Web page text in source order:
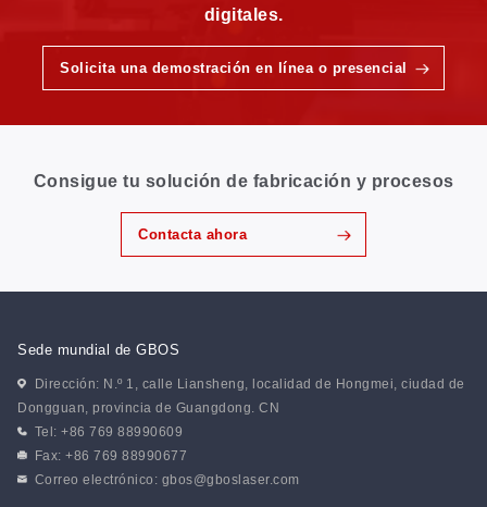
digitales.
Solicita una demostración en línea o presencial
Consigue tu solución de fabricación y procesos
Contacta ahora
Sede mundial de GBOS
Dirección: N.º 1, calle Liansheng, localidad de Hongmei, ciudad de
Dongguan, provincia de Guangdong. CN
Tel: +86 769 88990609
Fax: +86 769 88990677
Correo electrónico: gbos@gboslaser.com